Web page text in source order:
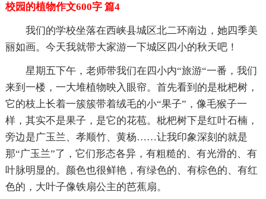
校园的植物作文600字 篇4
我们的学校坐落在西峡县城区北二环南边，她四季美
丽如画。今天我就带大家游一下城区四小的秋天吧！
星期五下午，老师带我们在四小内“旅游“一番，我们
来到一楼，一大堆植物映入眼帘。首先看到的是枇杷树，
它的枝上长着一簇簇带着绒毛的小“果子”，像毛猴子一
样，其实不是果子，是它的花苞。枇杷树下是红叶石楠，
旁边是广玉兰、孝顺竹、黄杨……让我印象深刻的就是
那“广玉兰”了，它们形态各异，有粗糙的、有光滑的、有
叶脉明显的。颜色也很鲜艳，有绿色的、有棕色的、有红
色的，大叶子像铁扇公主的芭蕉扇。